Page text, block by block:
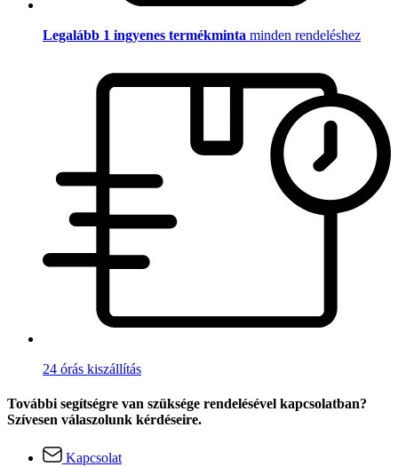
Legalább 1 ingyenes termékminta minden rendeléshez
24 órás kiszállítás
További segítségre van szüksége rendelésével kapcsolatban?
Szívesen válaszolunk kérdéseire.
Kapcsolat